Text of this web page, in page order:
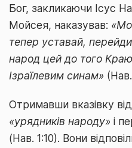
Бог, закликаючи Ісус
Мойсея, наказував:
тепер уставай,
народ цей до того
Ізраїлевим синам»
Отримавши вказівку
«урядників народу» і
(Нав. 1:10). Вони